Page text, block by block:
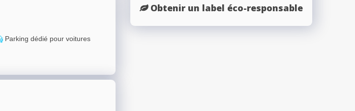
Parking dédié pour voitures
Obtenir un label éco-responsable